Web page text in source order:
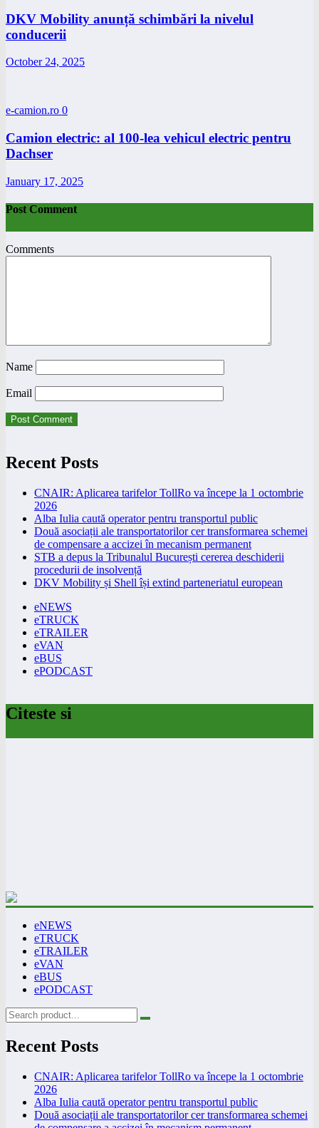
DKV Mobility anunță schimbări la nivelul
conducerii
October 24, 2025
e-camion.ro 0
Camion electric: al 100-lea vehicul electric pentru
Dachser
January 17, 2025
Post Comment
Comments
Name
Email
Recent Posts
CNAIR: Aplicarea tarifelor TollRo va începe la 1 octombrie
2026
Alba Iulia caută operator pentru transportul public
Două asociații ale transportatorilor cer transformarea schemei
de compensare a accizei în mecanism permanent
STB a depus la Tribunalul București cererea deschiderii
procedurii de insolvență
DKV Mobility și Shell își extind parteneriatul european
eNEWS
eTRUCK
eTRAILER
eVAN
eBUS
ePODCAST
Citeste si
eNEWS
eTRUCK
eTRAILER
eVAN
eBUS
ePODCAST
Recent Posts
CNAIR: Aplicarea tarifelor TollRo va începe la 1 octombrie
2026
Alba Iulia caută operator pentru transportul public
Două asociații ale transportatorilor cer transformarea schemei